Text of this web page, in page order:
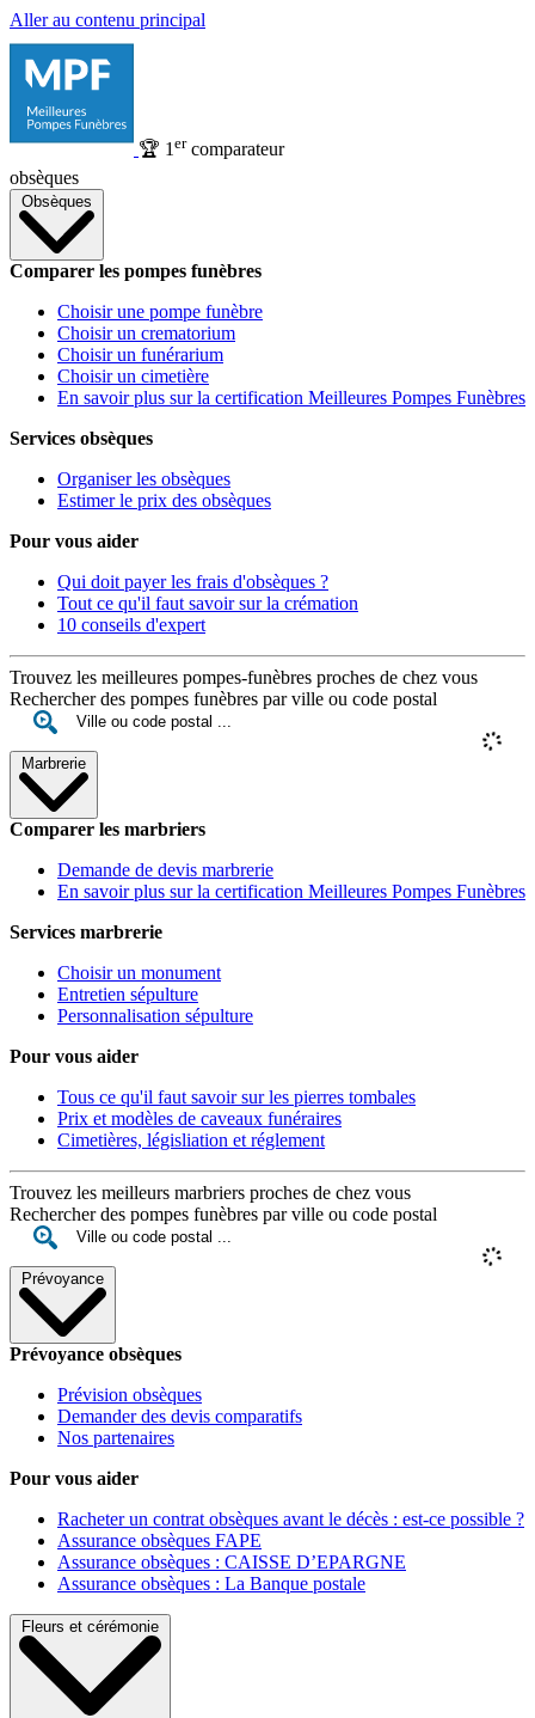
Aller au contenu principal
🏆 1 ercomparateur
obsèques
Obsèques
Comparer les pompes funèbres
Choisir une pompe funèbre
Choisir un crematorium
Choisir un funérarium
Choisir un cimetière
En savoir plus sur la certification Meilleures Pompes Funèbres
Services obsèques
Organiser les obsèques
Estimer le prix des obsèques
Pour vous aider
Qui doit payer les frais d'obsèques ?
Tout ce qu'il faut savoir sur la crémation
10 conseils d'expert
Trouvez les meilleures pompes-funèbres proches de chez vous
Rechercher des pompes funèbres par ville ou code postal
Marbrerie
Comparer les marbriers
Demande de devis marbrerie
En savoir plus sur la certification Meilleures Pompes Funèbres
Services marbrerie
Choisir un monument
Entretien sépulture
Personnalisation sépulture
Pour vous aider
Tous ce qu'il faut savoir sur les pierres tombales
Prix et modèles de caveaux funéraires
Cimetières, législiation et réglement
Trouvez les meilleurs marbriers proches de chez vous
Rechercher des pompes funèbres par ville ou code postal
Prévoyance
Prévoyance obsèques
Prévision obsèques
Demander des devis comparatifs
Nos partenaires
Pour vous aider
Racheter un contrat obsèques avant le décès : est-ce possible ?
Assurance obsèques FAPE
Assurance obsèques : CAISSE D’EPARGNE
Assurance obsèques : La Banque postale
Fleurs et cérémonie